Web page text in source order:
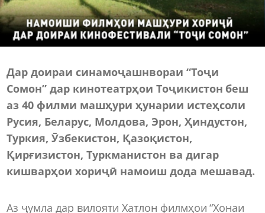
Дар доираи синамоҷашнвораи “Тоҷи
Сомон” дар кинотеатрҳои Тоҷикистон беш
аз 40 филми машҳури ҳунарии истеҳсоли
Русия, Беларус, Молдова, Эрон, Ҳиндустон,
Туркия,Ӯзбекистон, Қазоқистон,
Қирғизистон, Туркманистон ва дигар
кишварҳои хориҷӣ намоиш дода мешавад.
Аз ҷумла дар вилояти Хатлон филмҳои “Хонаи